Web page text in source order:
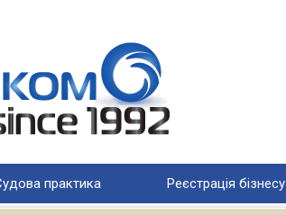
практика Реєстрація бізнесу